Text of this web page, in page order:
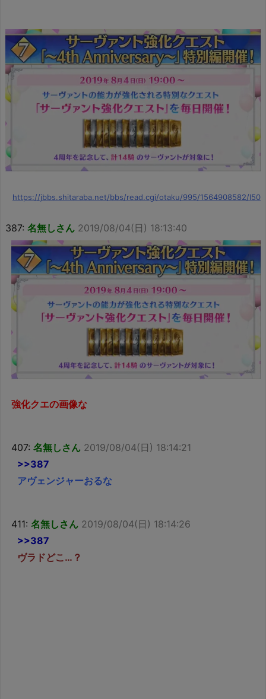
https://jbbs.shitaraba.net/bbs/read.cgi/otaku/995/1564908582/l50
387: 名無しさん 2019/08/04(日) 18:13:40
強化クエの画像な
407: 名無しさん 2019/08/04(日) 18:14:21
>>387
アヴェンジャーおるな
411: 名無しさん 2019/08/04(日) 18:14:26
>>387
ヴラドどこ…？